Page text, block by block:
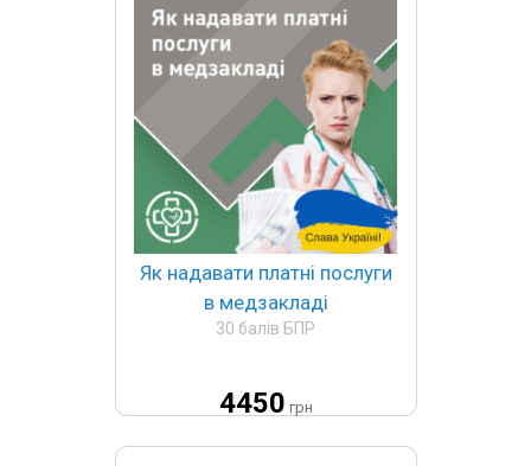
Як надавати платні послуги
в медзакладі
30 балів БПР
4450 грн